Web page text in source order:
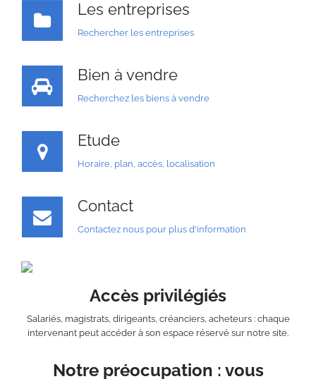
Les entreprises
Rechercher les entreprises
Bien à vendre
Recherchez les biens à vendre
Etude
Horaire, plan, accès, localisation
Contact
Contactez nous pour plus d'information
Accès privilégiés
Salariés, magistrats, dirigeants, créanciers, acheteurs : chaque
intervenant peut accéder à son espace réservé sur notre site.
Notre préocupation : vous